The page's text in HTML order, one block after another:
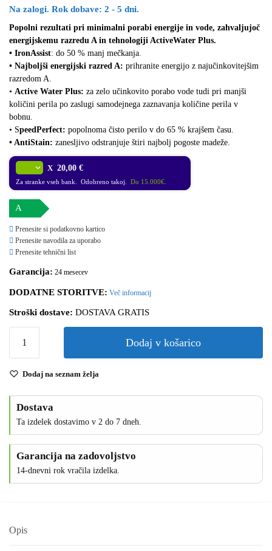
Na zalogi. Rok dobave: 2 - 5 dni.
Popolni rezultati pri minimalni porabi energije in vode, zahvaljujoč
energijskemu razredu A in tehnologiji ActiveWater Plus.
• IronAssist: do 50 % manj mečkanja.
• Najboljši energijski razred A: prihranite energijo z najučinkovitejšim
razredom A.
• Active Water Plus: za zelo učinkovito porabo vode tudi pri manjši
količini perila po zaslugi samodejnega zaznavanja količine perila v
bobnu.
• SpeedPerfect: popolnoma čisto perilo v do 65 % krajšem času.
• AntiStain: zanesljivo odstranjuje štiri najbolj pogoste madeže.
X 20,00 €
Za stranke vseh bank. Odobreno takoj. Do 15.000€.
A
Prenesite si podatkovno kartico
Prenesite navodila za uporabo
Prenesite tehnični list
Garancija: 24 mesecev
DODATNE STORITVE: Več informacij
Stroški dostave: DOSTAVA GRATIS
Dodaj v košarico
Dodaj na seznam želja
Dostava
Ta izdelek dostavimo v 2 do 7 dneh.
Garancija na zadovoljstvo
14-dnevni rok vračila izdelka.
Opis